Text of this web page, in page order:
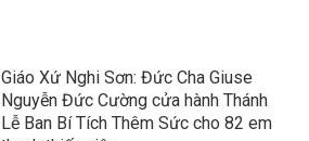
Giáo Xứ Nghi Sơn: Đức Cha Giuse
Nguyễn Đức Cường cửa hành Thánh
Lễ Ban Bí Tích Thêm Sức cho 82 em